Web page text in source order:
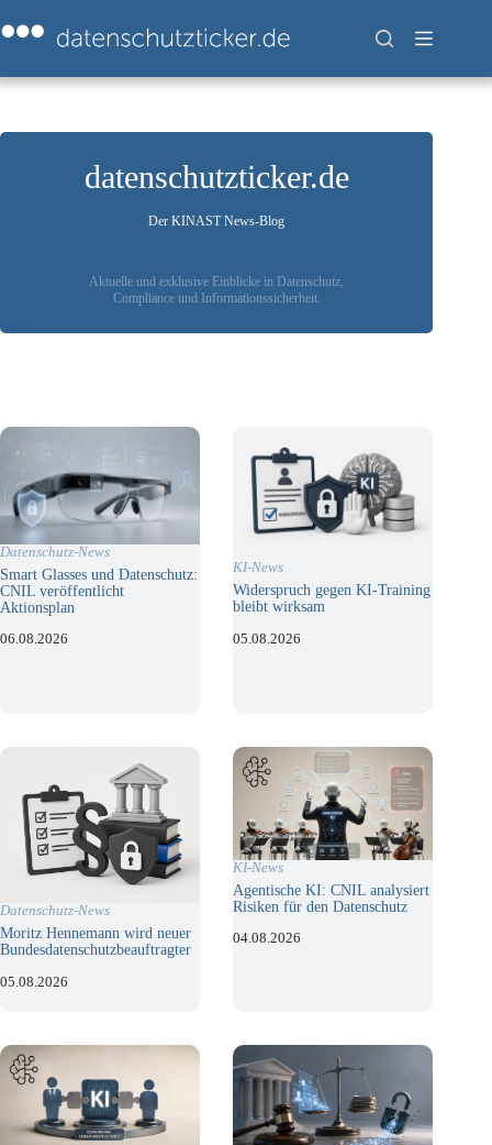
Inhalt
springen
datenschutzticker.de
Der KINAST News-Blog
Aktuelle und exklusive Einblicke in Datenschutz,
Compliance und Informationssicherheit.
Datenschutz-News
Smart Glasses und Datenschutz:
CNIL veröffentlicht
Aktionsplan
06.08.2026
KI-News
Widerspruch gegen KI-Training
bleibt wirksam
05.08.2026
Datenschutz-News
Moritz Hennemann wird neuer
Bundesdatenschutzbeauftragter
05.08.2026
KI-News
Agentische KI: CNIL analysiert
Risiken für den Datenschutz
04.08.2026